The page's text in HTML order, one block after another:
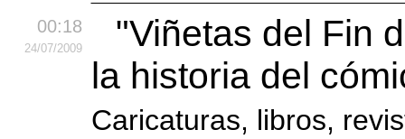
00:18
24/07/2009
"Viñetas del Fin
la historia del
Caricaturas, libros,